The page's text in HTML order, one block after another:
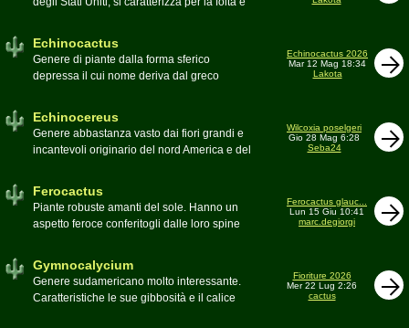
ànthos (fiore) per via dei suoi fiori che
spuntano sulla cima della pianta
Moderatore
Echinocactus
Genere di piante dalla forma sferico
depressa il cui nome deriva dal greco
denominati cactus barile per il loro notevole
pessimo
Echinocactus 2026
Mar 12 Mag 18:34
Lakota
Echinocereus
Genere abbastanza vasto dai fiori grandi e
incantevoli originario del nord America e del
Wilcoxia poselgeri
Gio 28 Mag 6:28
Seba24
Ferocactus
Piante robuste amanti del sole. Hanno un
aspetto feroce conferitogli dalle loro spine
Ferocactus glauc...
Lun 15 Giu 10:41
marc.degiorgi
Gymnocalycium
Genere sudamericano molto interessante.
Caratteristiche le sue gibbosità e il calice
Fioriture 2026
Mer 22 Lug 2:26
cactus